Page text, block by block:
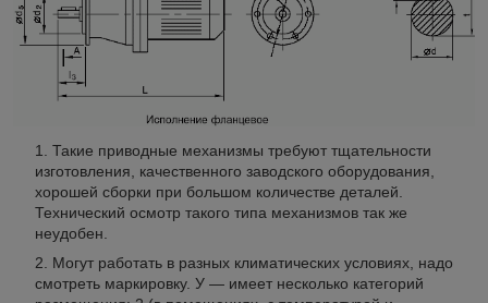
Такие приводные механизмы требуют тщательности
изготовления, качественного заводского оборудования,
хорошей сборки при большом количестве деталей.
Технический осмотр такого типа механизмов так же
неудобен.
Могут работать в разных климатических условиях, надо
смотреть маркировку. У — имеет несколько категорий